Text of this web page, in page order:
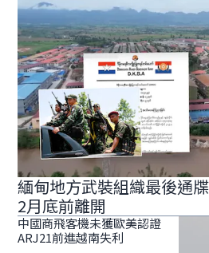
緬甸地方武裝組織最後通
2月底前離開
中國商飛客機未獲歐美認證
ARJ21前進越南失利